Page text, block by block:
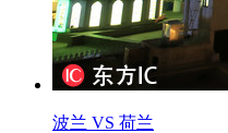
波兰 VS 荷兰